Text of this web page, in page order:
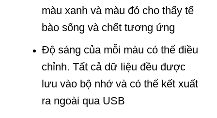
màu xanh và màu đỏ cho thấy tế
bào sống và chết tương ứng
Độ sáng của mỗi màu có thể điều
chỉnh. Tất cả dữ liệu đều được
lưu vào bộ nhớ và có thể kết xuất
ra ngoài qua USB